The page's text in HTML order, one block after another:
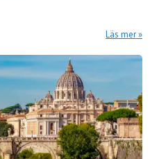
Läs mer